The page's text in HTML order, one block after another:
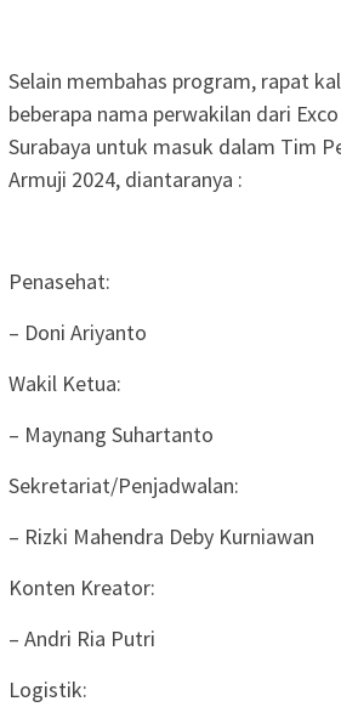
Selain membahas program, rapat
beberapa nama perwakilan dari
Surabaya untuk masuk dalam Tim
Armuji 2024, diantaranya :
Penasehat:
– Doni Ariyanto
Wakil Ketua:
– Maynang Suhartanto
Sekretariat/Penjadwalan:
– Rizki Mahendra Deby Kurniawan
Konten Kreator:
– Andri Ria Putri
Logistik: